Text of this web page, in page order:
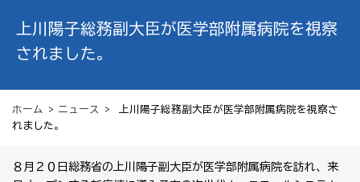
上川陽子総務副大臣が医学部附属病院を視察
されました。
ホーム > ニュース
> 上川陽子総務副大臣が医学部附属病院を視察さ
れました。
８月２０日総務省の上川陽子副大臣が医学部附属病院を訪れ、来